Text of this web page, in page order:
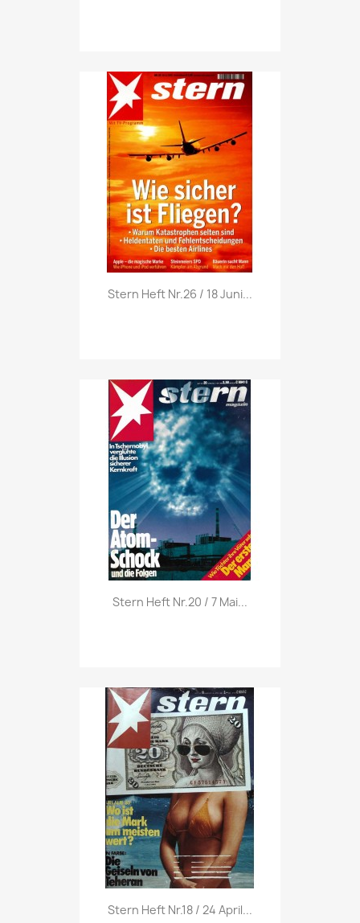
Vorschau
Stern Heft Nr.26 / 18 Juni...
Vorschau
Stern Heft Nr.20 / 7 Mai...
Vorschau
Stern Heft Nr.18 / 24 April...